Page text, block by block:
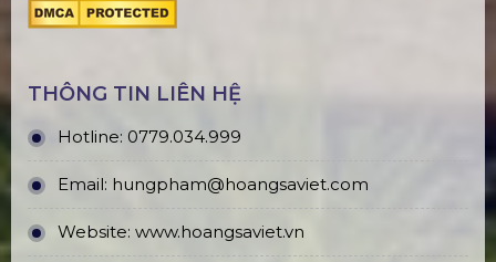
THÔNG TIN LIÊN HỆ
Hotline: 0779.034.999
Email: hungpham@hoangsaviet.com
Website: www.hoangsaviet.vn